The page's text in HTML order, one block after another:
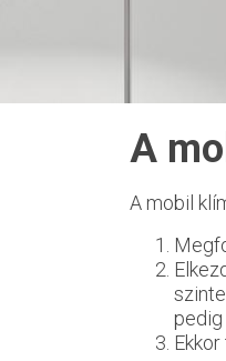
A
A mobil
pedig